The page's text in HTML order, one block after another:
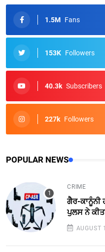
1.5M Fans
153K Followers
40.3k Subscribers
227k Followers
POPULAR NEWS
CRIME
ਗੈਰ-ਕਾਨੂੰਨੀ
ਪੁਲਸ ਨੇ
AUGUST